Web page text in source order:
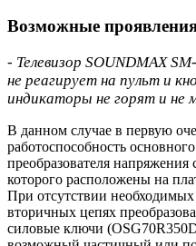
Возможные
- Телевизор SOUNDMAX
не реагирует на пульт и
индикаторы не горят и не
В данном случае в первую
работоспособность
преобразователя
которого расположены на
При отсутствии
вторичных цепях
силовые ключи